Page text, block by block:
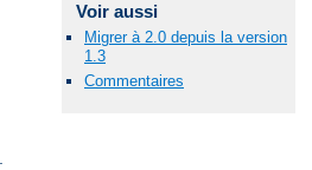
Voir aussi
Migrer à 2.0 depuis la version
1.3
Commentaires